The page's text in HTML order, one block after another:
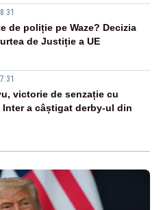
de poliție pe Waze? Decizia
de Justiție a UE
victorie de senzație cu
a câștigat derby-ul din